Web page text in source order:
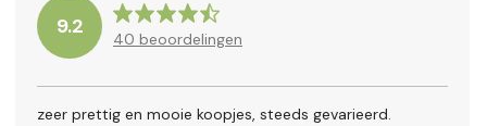
9.2
40 beoordelingen
zeer prettig en mooie koopjes, steeds gevarieerd.